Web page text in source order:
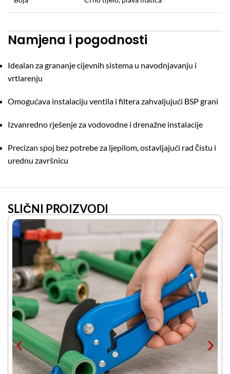
Namjena i pogodnosti
Idealan za grananje cijevnih sistema u navodnjavanju i
vrtlarenju
Omogućava instalaciju ventila i filtera zahvaljujući BSP grani
Izvanredno rješenje za vodovodne i drenažne instalacije
Precizan spoj bez potrebe za ljepilom, ostavljajući rad čistu i
urednu završnicu
SLIČNI PROIZVODI